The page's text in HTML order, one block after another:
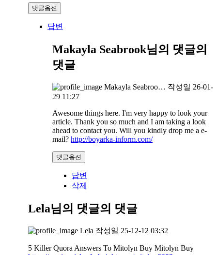
댓글옵션
답변
Makayla Seabrook님의 댓글의
댓글
Makayla Seabroo… 작성일 26-01-
29 11:27
Awesome things here. I'm very happy to look your
article. Thank you so much and I am taking a look
ahead to contact you. Will you kindly drop me a e-
mail? http://boyarka-inform.com/
댓글옵션
답변
삭제
Lela님의 댓글의 댓글
Lela 작성일 25-12-12 03:32
5 Killer Quora Answers To Mitolyn Buy Mitolyn Buy